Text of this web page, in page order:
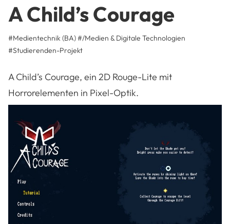
A Child’s Courage
#Medientechnik (BA)#/Medien & Digitale Technologien
#Studierenden-Projekt
A Child’s Courage, ein 2D Rouge-Lite mit
Horrorelementen in Pixel-Optik.